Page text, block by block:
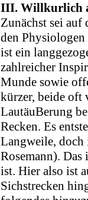
III. Willkurlich
Zunächst sei auf
den Physiologen
ist ein
zahlreicher
Munde sowie
kürzer, beide oft
LautäuBerung
Recken. Es
Langweile, doch
Rosemann).
ist. Hier also ist
Sichstrecken